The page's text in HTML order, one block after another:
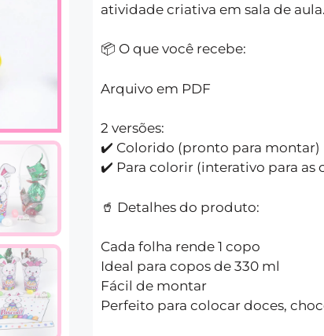
atividade criativa em sala de aula.
📦 O que você recebe:
Arquivo em PDF
2 versões:
✔️ Colorido (pronto para montar)
✔️ Para colorir (interativo para as
🥤 Detalhes do produto:
Cada folha rende 1 copo
Ideal para copos de 330 ml
Fácil de montar
Perfeito para colocar doces,